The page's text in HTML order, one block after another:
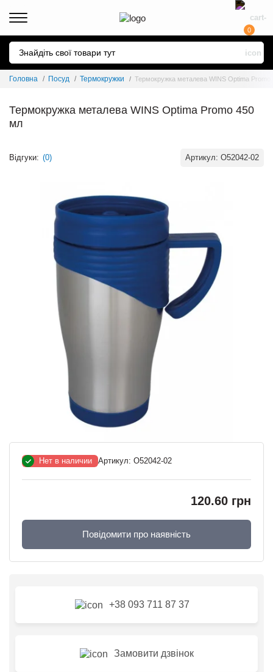
0
Головна Посуд Термокружки Термокружка металева WINS Optima Promo
Термокружка металева WINS Optima Promo 450
мл
Відгуки: (0) Артикул: O52042-02
Нет в наличии Артикул: O52042-02
120.60 грн
Повідомити про наявність
+38 093 711 87 37
Замовити дзвінок